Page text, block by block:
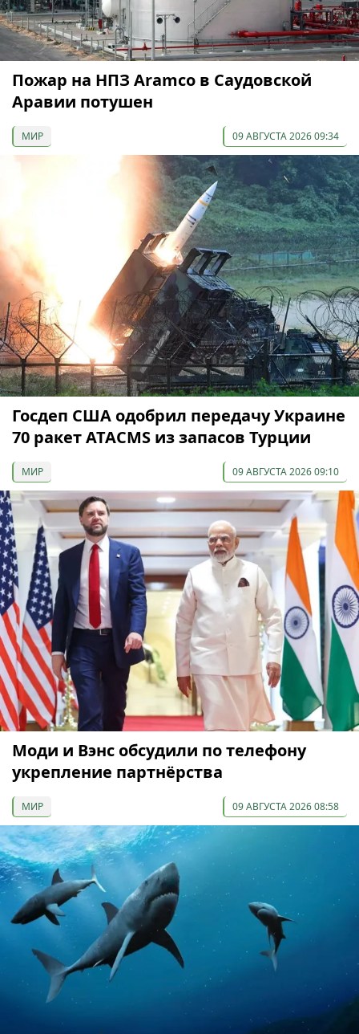
Пожар на НПЗ Aramco в Саудовской
Аравии потушен
МИР 09 АВГУСТА 2026 09:34
Госдеп США одобрил передачу Украине
70 ракет ATACMS из запасов Турции
МИР 09 АВГУСТА 2026 09:10
Моди и Вэнс обсудили по телефону
укрепление партнёрства
МИР 09 АВГУСТА 2026 08:58